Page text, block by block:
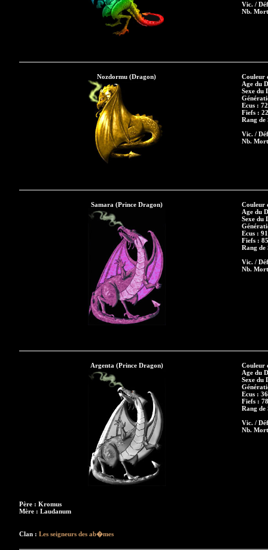
Vic. /
Nb.
Nozdormu (Dragon)
Couleur
Age du
Sexe du
Ecus :
Fiefs :
Rang de
Vic. /
Nb.
Samara (Prince Dragon)
Couleur
Age du
Sexe du
Ecus :
Fiefs :
Rang de
Vic. /
Nb.
Argenta (Prince Dragon)
Père : Kromus
Mère : Laudanum
Couleur
Age du
Sexe du
Ecus :
Fiefs :
Rang de
Vic. /
Nb.
Clan : Les seigneurs des ab�mes